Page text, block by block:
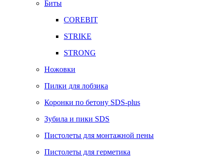
Биты
COREBIT
STRIKE
STRONG
Ножовки
Пилки для лобзика
Коронки по бетону SDS-plus
Зубила и пики SDS
Пистолеты для монтажной пены
Пистолеты для герметика